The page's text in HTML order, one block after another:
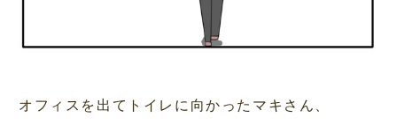
オフィスを出てトイレに向かったマキさん、